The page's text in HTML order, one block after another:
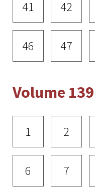
41 42
46 47
Volume 139
1 2
6 7